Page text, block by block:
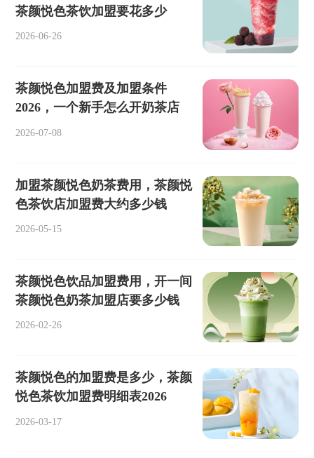
茶颜悦色茶饮加盟要花多少
2026-06-26
茶颜悦色加盟费及加盟条件
2026，一个新手怎么开奶茶店
2026-07-08
加盟茶颜悦色奶茶费用，茶颜悦
色茶饮店加盟费大约多少钱
2026-05-15
茶颜悦色饮品加盟费用，开一间
茶颜悦色奶茶加盟店要多少钱
2026-02-26
茶颜悦色的加盟费是多少，茶颜
悦色茶饮加盟费明细表2026
2026-03-17